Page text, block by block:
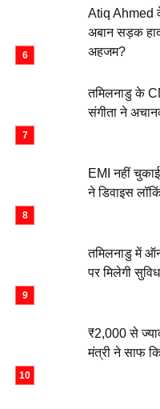
Atiq Ahmed
अबान सड़क
अहजम?
तमिलनाडु के
संगीता ने
EMI नहीं
ने डिवाइस
तमिलनाडु में
पर मिलेगी
₹2,000 से
मंत्री ने साफ